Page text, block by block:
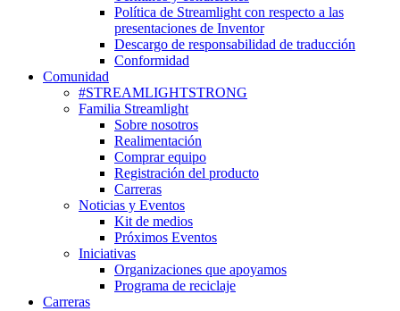
Política de Streamlight con respecto a las
presentaciones de Inventor
Descargo de responsabilidad de traducción
Conformidad
Comunidad
#STREAMLIGHTSTRONG
Familia Streamlight
Sobre nosotros
Realimentación
Comprar equipo
Registración del producto
Carreras
Noticias y Eventos
Kit de medios
Próximos Eventos
Iniciativas
Organizaciones que apoyamos
Programa de reciclaje
Carreras